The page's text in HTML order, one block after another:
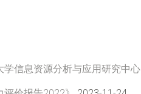
信息资源分析与应用研究中心